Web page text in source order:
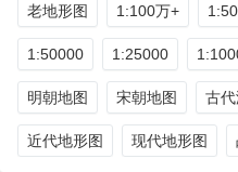
老地形图 1:100万+
1:50000 1:25000
明朝地图 宋朝地图 古
近代地形图 现代地形图